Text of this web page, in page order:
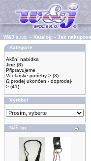
W&J s.r.o. » Katalog » Jak
Kategorie
Akční nabídka
Jiné (8)
Připravujeme
Včelařské potřeby-> (3)
Ω prodej ukončen - doprodej-
> (41)
Výrobci
Náš tip